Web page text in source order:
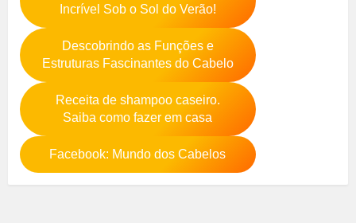
Incrível Sob o Sol do Verão!
Descobrindo as Funções e
Estruturas Fascinantes do Cabelo
Receita de shampoo caseiro.
Saiba como fazer em casa
Facebook: Mundo dos Cabelos